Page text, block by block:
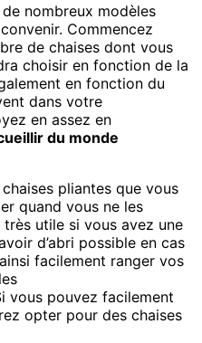
nombreux modèles
Commencez
de chaises dont vous
choisir en fonction de la
en fonction du
dans votre
en assez en
du monde
pliantes que vous
quand vous ne les
utile si vous avez une
d’abri possible en cas
facilement ranger vos
vous pouvez facilement
opter pour des chaises